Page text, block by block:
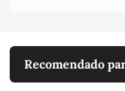
Recomendado